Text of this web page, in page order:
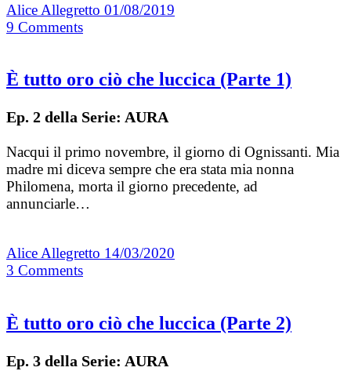
Alice Allegretto 01/08/2019
9 Comments
È tutto oro ciò che luccica (Parte 1)
Ep. 2 della Serie: AURA
Nacqui il primo novembre, il giorno di Ognissanti. Mia
madre mi diceva sempre che era stata mia nonna
Philomena, morta il giorno precedente, ad
annunciarle…
Alice Allegretto 14/03/2020
3 Comments
È tutto oro ciò che luccica (Parte 2)
Ep. 3 della Serie: AURA